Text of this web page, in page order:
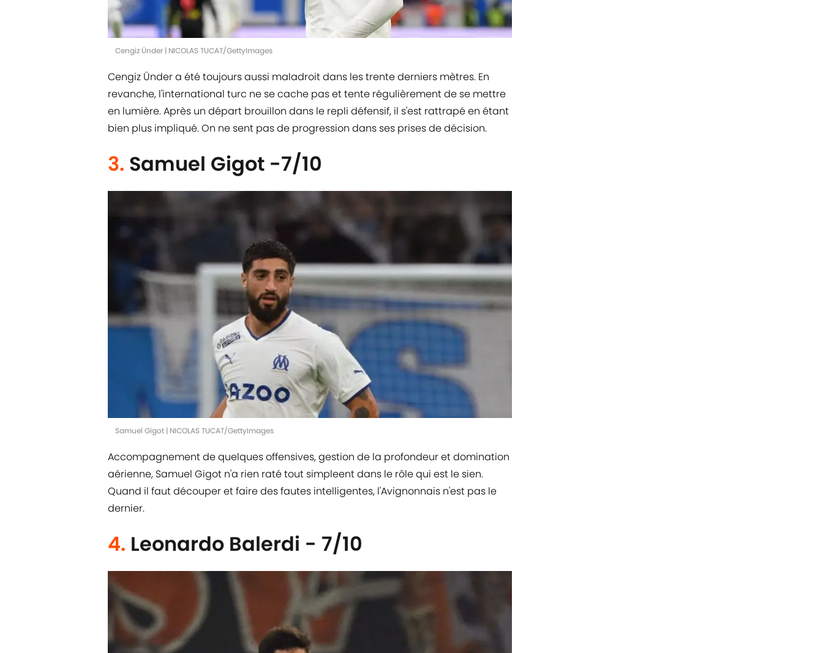
Cengiz Ünder | NICOLAS TUCAT/GettyImages
Cengiz Ünder a été toujours aussi maladroit dans les trente derniers mètres. En
revanche, l'international turc ne se cache pas et tente régulièrement de se mettre
en lumière. Après un départ brouillon dans le repli défensif, il s'est rattrapé en étant
bien plus impliqué. On ne sent pas de progression dans ses prises de décision.
3. Samuel Gigot -7/10
Samuel Gigot | NICOLAS TUCAT/GettyImages
Accompagnement de quelques offensives, gestion de la profondeur et domination
aérienne, Samuel Gigot n'a rien raté tout simpleent dans le rôle qui est le sien.
Quand il faut découper et faire des fautes intelligentes, l'Avignonnais n'est pas le
dernier.
4. Leonardo Balerdi - 7/10